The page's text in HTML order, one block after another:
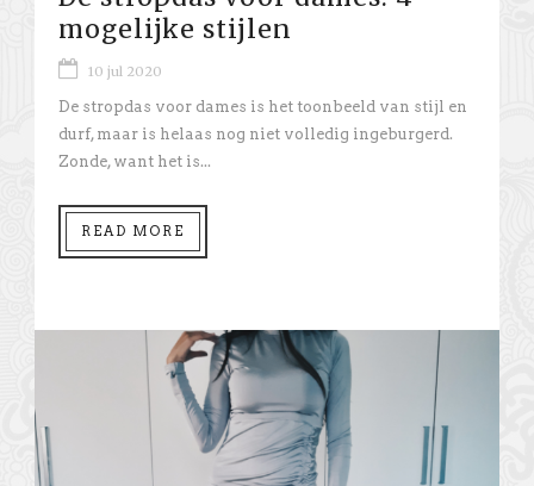
mogelijke stijlen
10 jul 2020
De stropdas voor dames is het toonbeeld van stijl en
durf, maar is helaas nog niet volledig ingeburgerd.
Zonde, want het is...
READ MORE